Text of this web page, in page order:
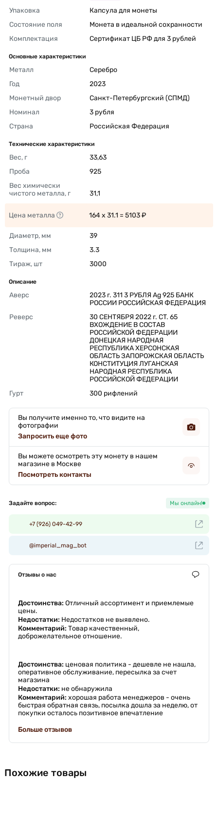
Упаковка
Капсула для монеты
Состояние поля
Монета в идеальной сохранности
Комплектация
Сертификат ЦБ РФ для 3 рублей
Основные характеристики
Металл
Серебро
Год
2023
Монетный двор
Санкт-Петербургский (СПМД)
Номинал
3 рубля
Страна
Российская Федерация
Технические характеристики
Вес, г
33,63
Проба
925
Вес химически
чистого металла, г
31,1
Цена металла 164 x 31.1 = 5103 ₽
Диаметр, мм
39
Толщина, мм
3.3
Тираж, шт
3000
Описание
Аверс
2023 г. 311 3 РУБЛЯ Ag 925 БАНК
РОССИИ РОССИЙСКАЯ ФЕДЕРАЦИЯ
Реверс
30 СЕНТЯБРЯ 2022 г. CT. 65
ВХОЖДЕНИЕ В СОСТАВ
РОССИЙСКОЙ ФЕДЕРАЦИИ
ДОНЕЦКАЯ НАРОДНАЯ
РЕСПУБЛИКА ХЕРСОНСКАЯ
ОБЛАСТЬ ЗАПОРОЖСКАЯ ОБЛАСТЬ
КОНСТИТУЦИЯ ЛУГАНСКАЯ
НАРОДНАЯ РЕСПУБЛИКА
РОССИЙСКOЙ ФЕДЕРАЦИИ
Гурт
300 рифлений
Вы получите именно то, что видите на
фотографии
Запросить еще фото
Вы можете осмотреть эту монету в нашем
магазине в Москве
Посмотреть контакты
Задайте вопрос: Мы онлайн!
+7 (926) 049-42-99
@imperial_mag_bot
Отзывы о нас
Достоинства: Отличный ассортимент и приемлемые
цены.
Недостатки: Недостатков не выявлено.
Комментарий: Товар качественный,
доброжелательное отношение.
Достоинства: ценовая политика - дешевле не нашла,
оперативное обслуживание, пересылка за счет
магазина
Недостатки: не обнаружила
Комментарий: хорошая работа менеджеров - очень
быстрая обратная связь, посылка дошла за неделю, от
покупки осталось позитивное впечатление
Больше отзывов
Похожие товары